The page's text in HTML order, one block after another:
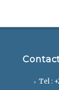
Tel :